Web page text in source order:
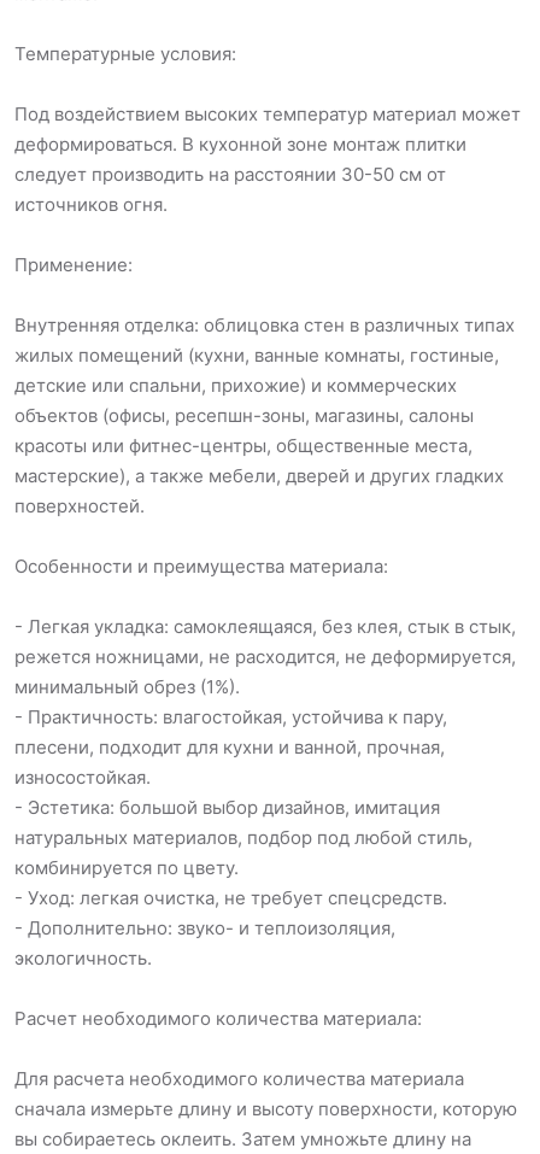
Температурные условия:
Под воздействием высоких температур материал может
деформироваться. В кухонной зоне монтаж плитки
следует производить на расстоянии 30-50 см от
источников огня.
Применение:
Внутренняя отделка: облицовка стен в различных типах
жилых помещений (кухни, ванные комнаты, гостиные,
детские или спальни, прихожие) и коммерческих
объектов (офисы, ресепшн-зоны, магазины, салоны
красоты или фитнес-центры, общественные места,
мастерские), а также мебели, дверей и других гладких
поверхностей.
Особенности и преимущества материала:
- Легкая укладка: самоклеящаяся, без клея, стык в стык,
режется ножницами, не расходится, не деформируется,
минимальный обрез (1%).
- Практичность: влагостойкая, устойчива к пару,
плесени, подходит для кухни и ванной, прочная,
износостойкая.
- Эстетика: большой выбор дизайнов, имитация
натуральных материалов, подбор под любой стиль,
комбинируется по цвету.
- Уход: легкая очистка, не требует спецсредств.
- Дополнительно: звуко- и теплоизоляция,
экологичность.
Расчет необходимого количества материала:
Для расчета необходимого количества материала
сначала измерьте длину и высоту поверхности, которую
вы собираетесь оклеить. Затем умножьте длину на